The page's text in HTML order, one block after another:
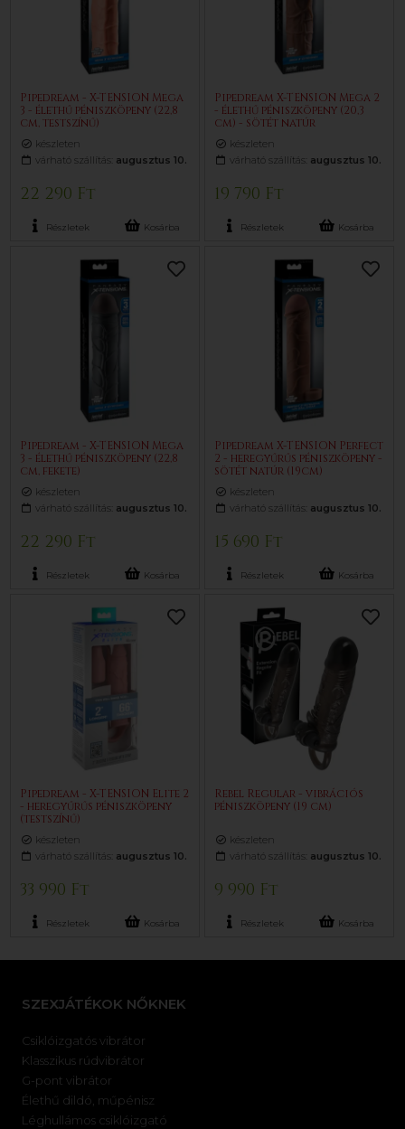
Pipedream - X-TENSION Mega
3 - élethű péniszköpeny (22,8
cm, testszínű)
készleten
várható szállítás: augusztus 10.
22 290 Ft
Részletek Kosárba
Pipedream X-TENSION Mega 2
- élethű péniszköpeny (20,3
cm) - sötét natúr
készleten
várható szállítás: augusztus 10.
19 790 Ft
Részletek Kosárba
Pipedream - X-TENSION Mega
3 - élethű péniszköpeny (22,8
cm, fekete)
készleten
várható szállítás: augusztus 10.
22 290 Ft
Részletek Kosárba
Pipedream X-TENSION Perfect
2 - heregyűrűs péniszköpeny -
sötét natúr (19cm)
készleten
várható szállítás: augusztus 10.
15 690 Ft
Részletek Kosárba
Pipedream - X-TENSION Elite 2
- heregyűrűs péniszköpeny
(testszínű)
készleten
várható szállítás: augusztus 10.
33 990 Ft
Részletek Kosárba
Rebel Regular - vibrációs
péniszköpeny (19 cm)
készleten
várható szállítás: augusztus 10.
9 990 Ft
Részletek Kosárba
SZEXJÁTÉKOK NŐKNEK
Csiklóizgatós vibrátor
Klasszikus rúdvibrátor
G-pont vibrátor
Élethű dildó, műpénisz
Léghullámos csiklóizgató